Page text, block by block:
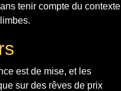
tenir compte du contexte
est de mise, et les
sur des rêves de prix